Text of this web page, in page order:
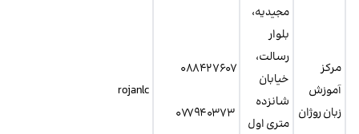
مرکز
آموزش
زبان روژان
مجیدیه،
بلوار
رسالت،
خیابان
شانزده
متری اول
۰۸۸۴۲۷۶۰۷
۰۷۷۹۴۰۳۷۳
rojanlc